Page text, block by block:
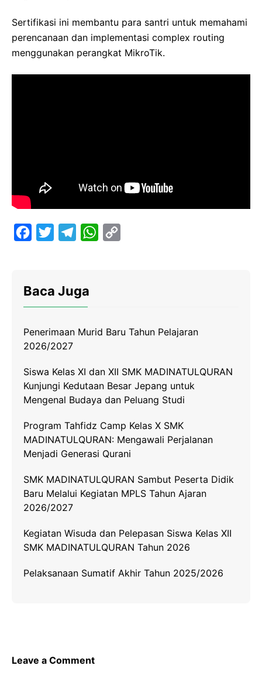
Sertifikasi ini membantu para santri untuk memahami
perencanaan dan implementasi complex routing
menggunakan perangkat MikroTik.
o
r
g
a
W
p
n
Baca Juga
Penerimaan Murid Baru Tahun Pelajaran
2026/2027
Siswa Kelas XI dan XII SMK MADINATULQURAN
Kunjungi Kedutaan Besar Jepang untuk
Mengenal Budaya dan Peluang Studi
Program Tahfidz Camp Kelas X SMK
MADINATULQURAN: Mengawali Perjalanan
Menjadi Generasi Qurani
SMK MADINATULQURAN Sambut Peserta Didik
Baru Melalui Kegiatan MPLS Tahun Ajaran
2026/2027
Kegiatan Wisuda dan Pelepasan Siswa Kelas XII
SMK MADINATULQURAN Tahun 2026
Pelaksanaan Sumatif Akhir Tahun 2025/2026
Leave a Comment